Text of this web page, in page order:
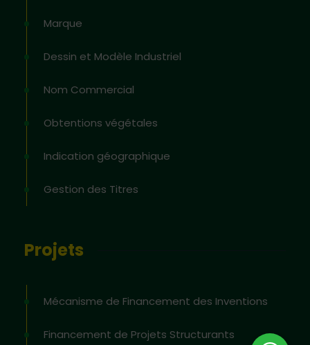
Marque
Dessin et Modèle Industriel
Nom Commercial
Obtentions végétales
Indication géographique
Gestion des Titres
Projets
Mécanisme de Financement des Inventions
Financement de Projets Structurants